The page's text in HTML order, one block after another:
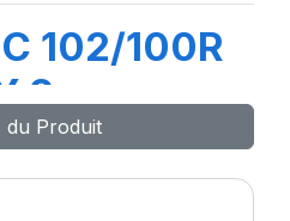
102/100R
2
du Produit